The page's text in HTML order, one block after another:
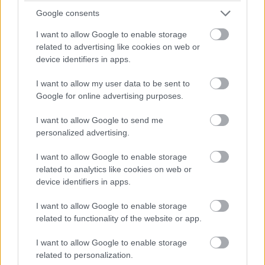
Google consents
I want to allow Google to enable storage
related to advertising like cookies on web or
device identifiers in apps.
I want to allow my user data to be sent to
Google for online advertising purposes.
I want to allow Google to send me
personalized advertising.
I want to allow Google to enable storage
related to analytics like cookies on web or
device identifiers in apps.
I want to allow Google to enable storage
related to functionality of the website or app.
I want to allow Google to enable storage
related to personalization.
turbópékek versenyzőjét, Nick Yellolyt bokszutcai gyorshajtás
Fuocót ezúttal azzal biztatják, hogy sokkal több
többet kockáztathat, mint riválisa.
Fuocónak jelzik, hogy nyugodtan nyomja ki az autó
Fuoco otthagyja Giovinazzit és közelíti a második
helyen haladó Porschét. Kubica előnye 35 másodperc felett.